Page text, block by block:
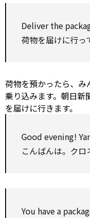
Deliverthe
荷物を届けに行っ
荷物を預かったら、
乗り込みます。朝日
を届けに行きます。
Good evening!
こんばんは。クロ
You have a